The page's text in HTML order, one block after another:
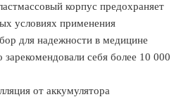
корпус предохраняет
условиях применения
для надежности в медицине
себя более 10 000
от аккумулятора